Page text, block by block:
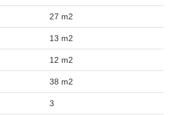
27 m2
13 m2
12 m2
38 m2
3